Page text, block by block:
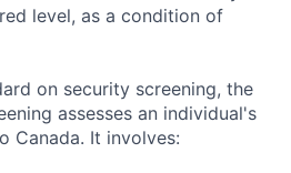
level, as a condition of
on security screening, the
assesses an individual's
Canada. It involves: